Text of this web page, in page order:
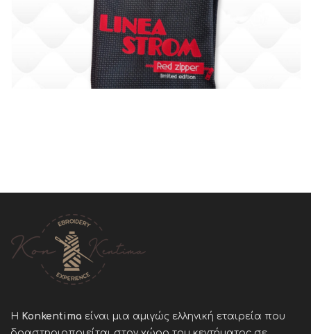
Αξεσουάρ Ξενοδοχεία
Η Konkentima είναι μια αμιγώς ελληνική εταιρεία που